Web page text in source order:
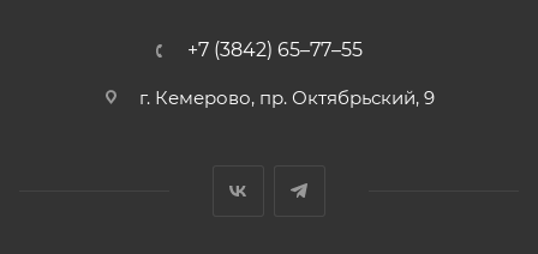
+7 (3842) 65–77–55
г. Кемерово, пр. Октябрьский, 9